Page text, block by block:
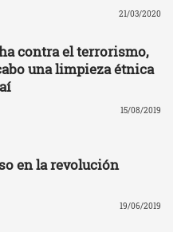
21/03/2020
contra el terrorismo,
una limpieza étnica
15/08/2019
en la revolución
19/06/2019